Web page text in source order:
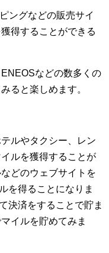
ングなどの販売サイ
得することができる
などの数多くの
ると楽しめます。
ルやタクシー、レン
ルを獲得することが
どのウェブサイトを
を得ることになりま
決済をすることで貯ま
イルを貯めてみま